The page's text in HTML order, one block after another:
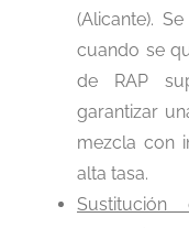
(Alicante).
cuando se
de RAP
garantizar
mezcla con
alta tasa.